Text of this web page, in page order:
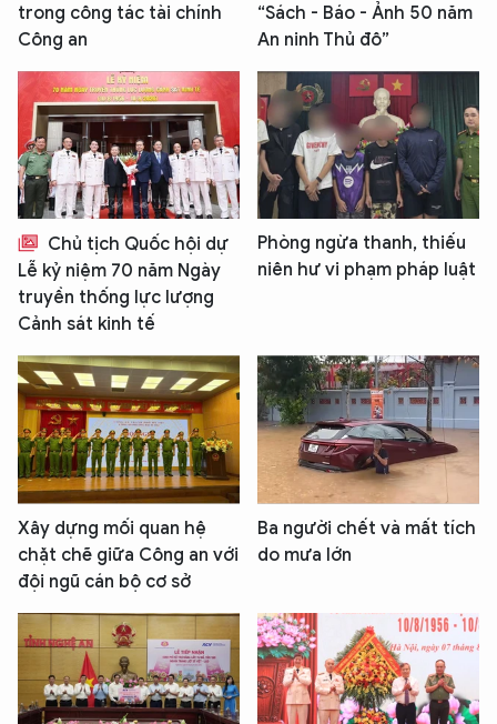
trong công tác tài chính
Công an
“Sách - Báo - Ảnh 50 năm
An ninh Thủ đô”
Chủ tịch Quốc hội dự
Lễ kỷ niệm 70 năm Ngày
truyền thống lực lượng
Cảnh sát kinh tế
Phòng ngừa thanh, thiếu
niên hư vi phạm pháp luật
Xây dựng mối quan hệ
chặt chẽ giữa Công an với
đội ngũ cán bộ cơ sở
Ba người chết và mất tích
do mưa lớn